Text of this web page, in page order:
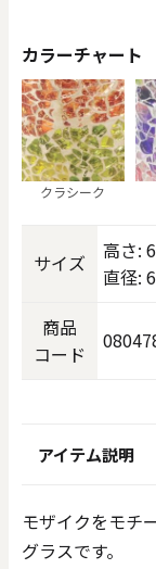
お買い物ガイド
カラーチャート
クラシーク
サイズ
高さ:
直径:
商品
コード
アイテム説明
モザイクをモチ
グラスです。